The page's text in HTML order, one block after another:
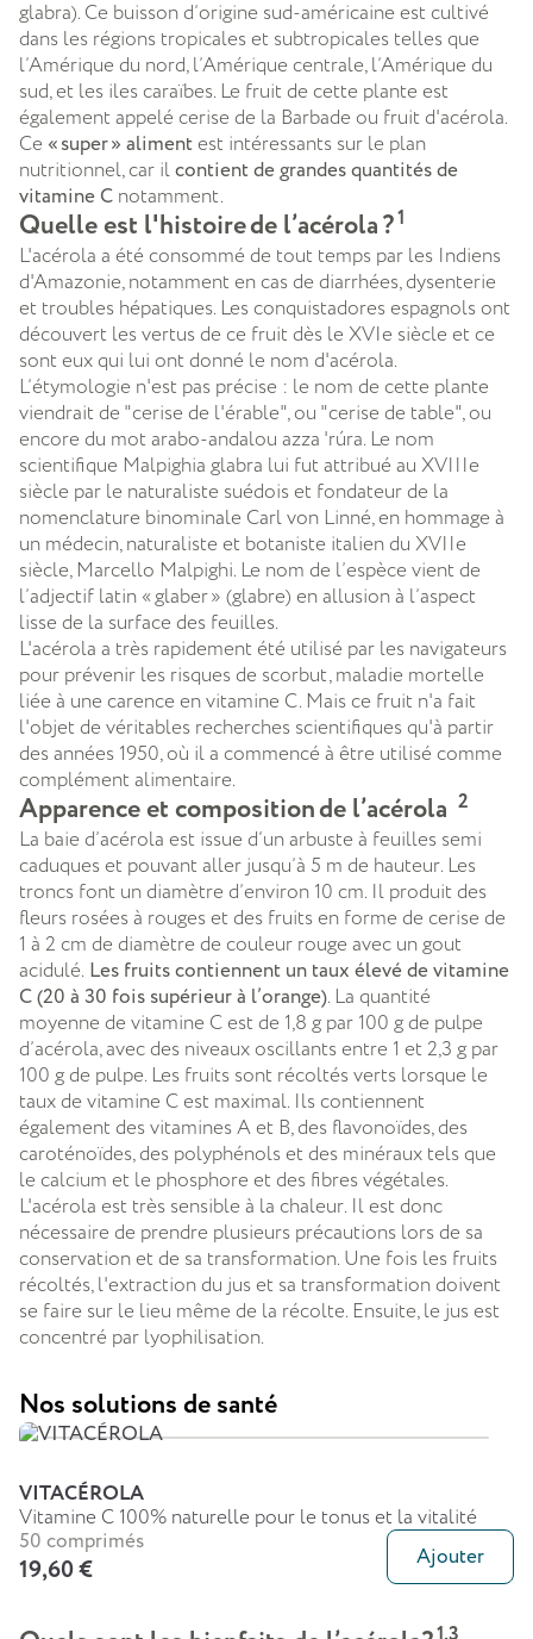
glabra). Ce buisson d’origine sud-américaine est cultivé
dans les régions tropicales et subtropicales telles que
l’Amérique du nord, l’Amérique centrale, l’Amérique du
sud, et les iles caraïbes. Le fruit de cette plante est
également appelé cerise de la Barbade ou fruit d'acérola.
Ce « super » alimentest intéressants sur le plan
nutritionnel, car ilcontient de grandes quantités de
vitamine C notamment.
Quelle est l'histoire de l’acérola ?1
L'acérola a été consommé de tout temps par les Indiens
d'Amazonie, notamment en cas de diarrhées, dysenterie
et troubles hépatiques. Les conquistadores espagnols ont
découvert les vertus de ce fruit dès le XVIe siècle et ce
sont eux qui lui ont donné le nom d'acérola.
L’étymologie n'est pas précise : le nom de cette plante
viendrait de "cerise de l'érable", ou "cerise de table", ou
encore du mot arabo-andalou azza 'rúra. Le nom
scientifique Malpighia glabra lui fut attribué au XVIIIe
siècle par le naturaliste suédois et fondateur de la
nomenclature binominale Carl von Linné, en hommage à
un médecin, naturaliste et botaniste italien du XVIIe
siècle, Marcello Malpighi. Le nom de l’espèce vient de
l’adjectif latin « glaber » (glabre) en allusion à l’aspect
lisse de la surface des feuilles.
L'acérola a très rapidement été utilisé par les navigateurs
pour prévenir les risques de scorbut, maladie mortelle
liée à une carence en vitamine C. Mais ce fruit n'a fait
l'objet de véritables recherches scientifiques qu'à partir
des années 1950, où il a commencé à être utilisé comme
complément alimentaire.
Apparence et composition de l’acérola 2
La baie d’acérola est issue d‘un arbuste à feuilles semi
caduques et pouvant aller jusqu’à 5 m de hauteur. Les
troncs font un diamètre d’environ 10 cm. Il produit des
fleurs rosées à rouges et des fruits en forme de cerise de
1 à 2 cm de diamètre de couleur rouge avec un gout
acidulé. Les fruits contiennent un taux élevé de vitamine
C (20 à 30 fois supérieur à l’orange). La quantité
moyenne de vitamine C est de 1,8 g par 100 g de pulpe
d’acérola, avec des niveaux oscillants entre 1 et 2,3 g par
100 g de pulpe. Les fruits sont récoltés verts lorsque le
taux de vitamine C est maximal. Ils contiennent
également des vitamines A et B, des flavonoïdes, des
caroténoïdes, des polyphénols et des minéraux tels que
le calcium et le phosphore et des fibres végétales.
L'acérola est très sensible à la chaleur. Il est donc
nécessaire de prendre plusieurs précautions lors de sa
conservation et de sa transformation. Une fois les fruits
récoltés, l'extraction du jus et sa transformation doivent
se faire sur le lieu même de la récolte. Ensuite, le jus est
concentré par lyophilisation.
Nos solutions de santé
VITACÉROLA
Vitamine C 100% naturelle pour le tonus et la vitalité
50 comprimés
19,60 € Ajouter